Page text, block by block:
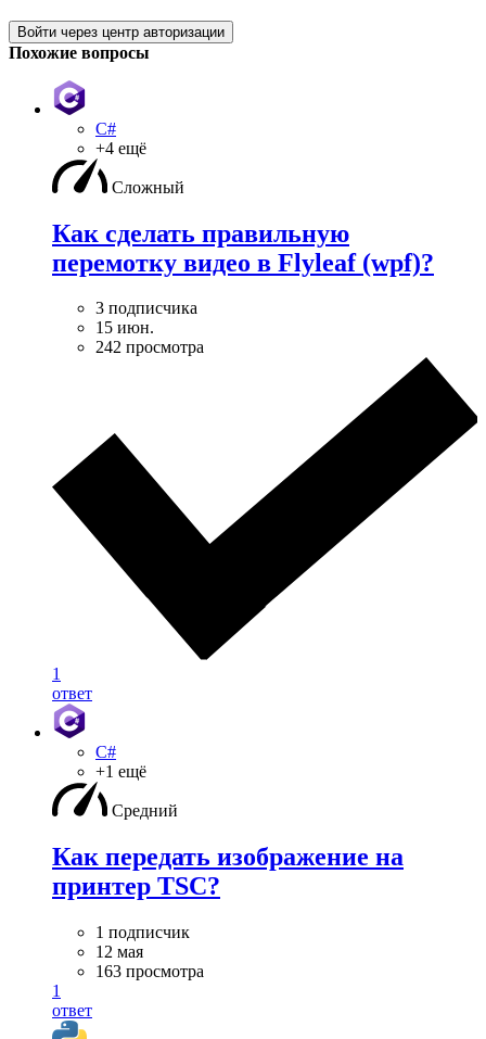
Войти через центр авторизации
Похожие вопросы
C#
+4 ещё
Сложный
Как сделать правильную
перемотку видео в Flyleaf (wpf)?
3 подписчика
15 июн.
242 просмотра
1
ответ
C#
+1 ещё
Средний
Как передать изображение на
принтер TSC?
1 подписчик
12 мая
163 просмотра
1
ответ